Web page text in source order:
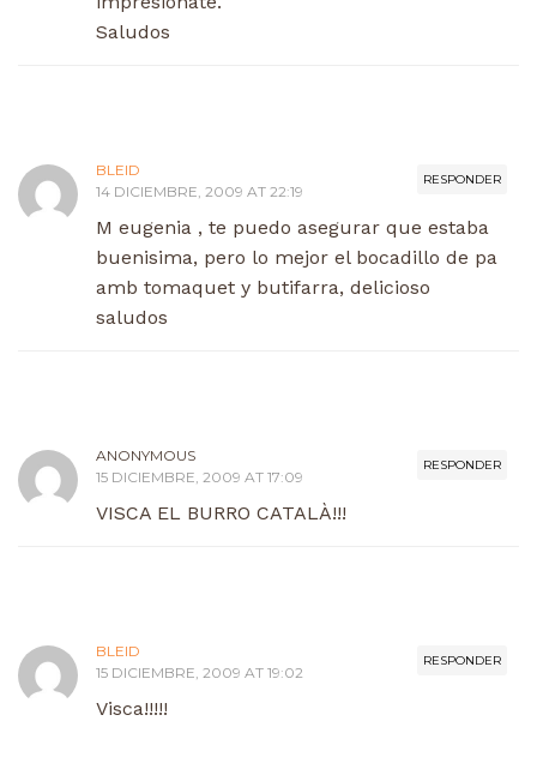
Saludos
RESPONDER
BLEID
14 DICIEMBRE, 2009 AT 22:19
M eugenia , te puedo asegurar que estaba
buenisima, pero lo mejor el bocadillo de pa
amb tomaquet y butifarra, delicioso
saludos
RESPONDER
ANONYMOUS
15 DICIEMBRE, 2009 AT 17:09
VISCA EL BURRO CATALÀ!!!
RESPONDER
BLEID
15 DICIEMBRE, 2009 AT 19:02
Visca!!!!!